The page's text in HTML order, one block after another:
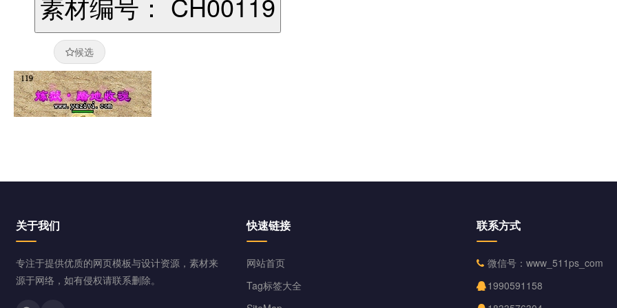
候选
关于我们
专注于提供优质的网页模板与设计资源，素材来
源于网络，如有侵权请联系删除。
快速链接
网站首页
Tag标签大全
联系方式
微信号：www_511ps_com
1990591158